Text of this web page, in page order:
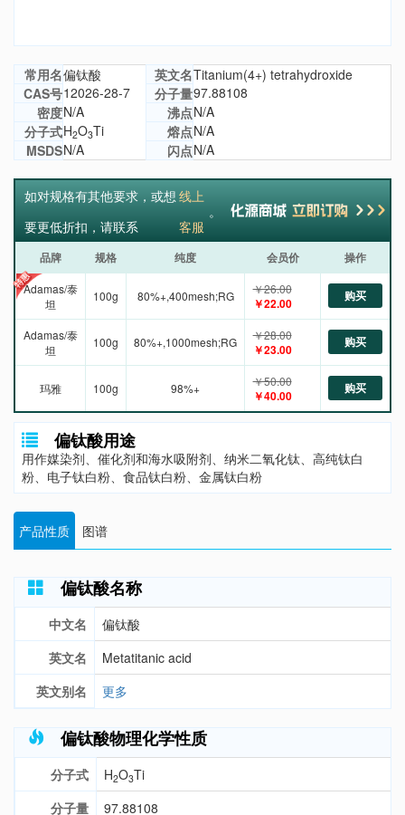
常用名偏钛酸 英文名Titanium(4+) tetrahydroxide
CAS号12026-28-7 分子量97.88108
密度N/A 沸点N/A
分子式H2O3Ti 熔点N/A
MSDSN/A 闪点N/A
如对规格有其他要求，或想
要更低折扣，请联系
线上
客服
。
品牌 规格 纯度 会员价 操作
Adamas/泰
坦
100g 80%+,400mesh;RG ￥26.00
￥22.00 购买
Adamas/泰
坦
100g 80%+,1000mesh;RG ￥28.00
￥23.00 购买
玛雅 100g 98%+ ￥50.00
￥40.00 购买
偏钛酸用途
用作媒染剂、催化剂和海水吸附剂、纳米二氧化钛、高纯钛白
粉、电子钛白粉、食品钛白粉、金属钛白粉
产品性质 图谱
偏钛酸名称
中文名
偏钛酸
英文名
Metatitanic acid
英文别名
更多
偏钛酸物理化学性质
分子式 H2O3Ti
分子量
97.88108